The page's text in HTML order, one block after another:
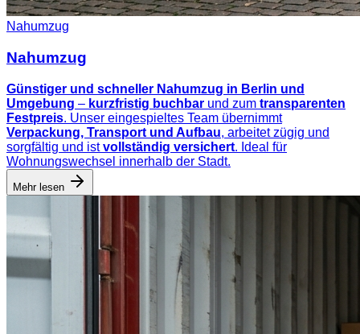
Nahumzug
Nahumzug
Günstiger und schneller Nahumzug in Berlin und
Umgebung – kurzfristig buchbar und zum transparenten
Festpreis. Unser eingespieltes Team übernimmt
Verpackung, Transport und Aufbau, arbeitet zügig und
sorgfältig und istvollständig versichert. Ideal für
Wohnungswechsel innerhalb der Stadt.
Mehr lesen